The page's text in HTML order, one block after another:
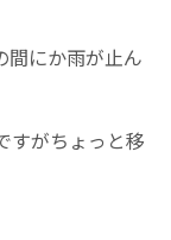
間にか雨が止ん
すがちょっと移